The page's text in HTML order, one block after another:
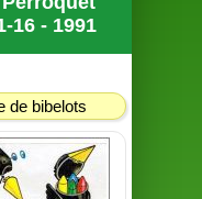
16 - 1991
de bibelots